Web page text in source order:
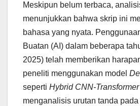
Meskipun belum terbaca,
menunjukkan bahwa skrip ini
bahasa yang nyata.
Buatan (AI) dalam beberapa
2025) telah memberikan
peneliti menggunakan model
seperti Hybrid CNN-Transformer
menganalisis urutan tanda